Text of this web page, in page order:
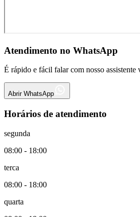
Atendimento no WhatsApp
É rápido e fácil falar com nosso
Abrir WhatsApp
Horários de atendimento
segunda
08:00 - 18:00
terca
08:00 - 18:00
quarta